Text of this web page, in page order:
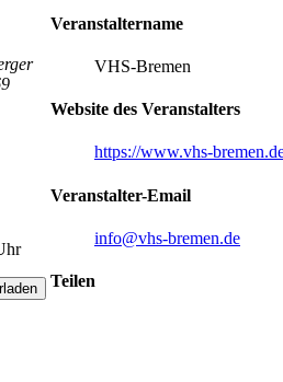
Veranstaltername
VHS-Bremen
Website des Veranstalters
https://www.vhs-
Veranstalter-Email
info@vhs-bremen.de
Teilen